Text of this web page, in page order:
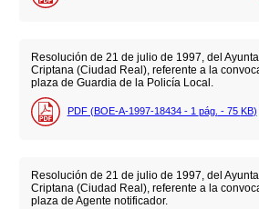
Resolución de 21 de julio de 1997, del
Criptana (Ciudad Real), referente a la
plaza de Guardia de la Policía Local.
PDF (BOE-A-1997-18434 - 1 pág. - 75 KB)
Resolución de 21 de julio de 1997, del
Criptana (Ciudad Real), referente a la
plaza de Agente notificador.